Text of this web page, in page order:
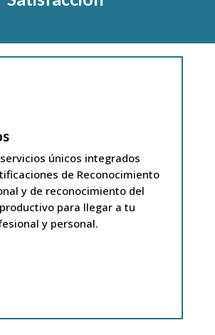
únicos integrados
de Reconocimiento
y de reconocimiento del
para llegar a tu
y personal.